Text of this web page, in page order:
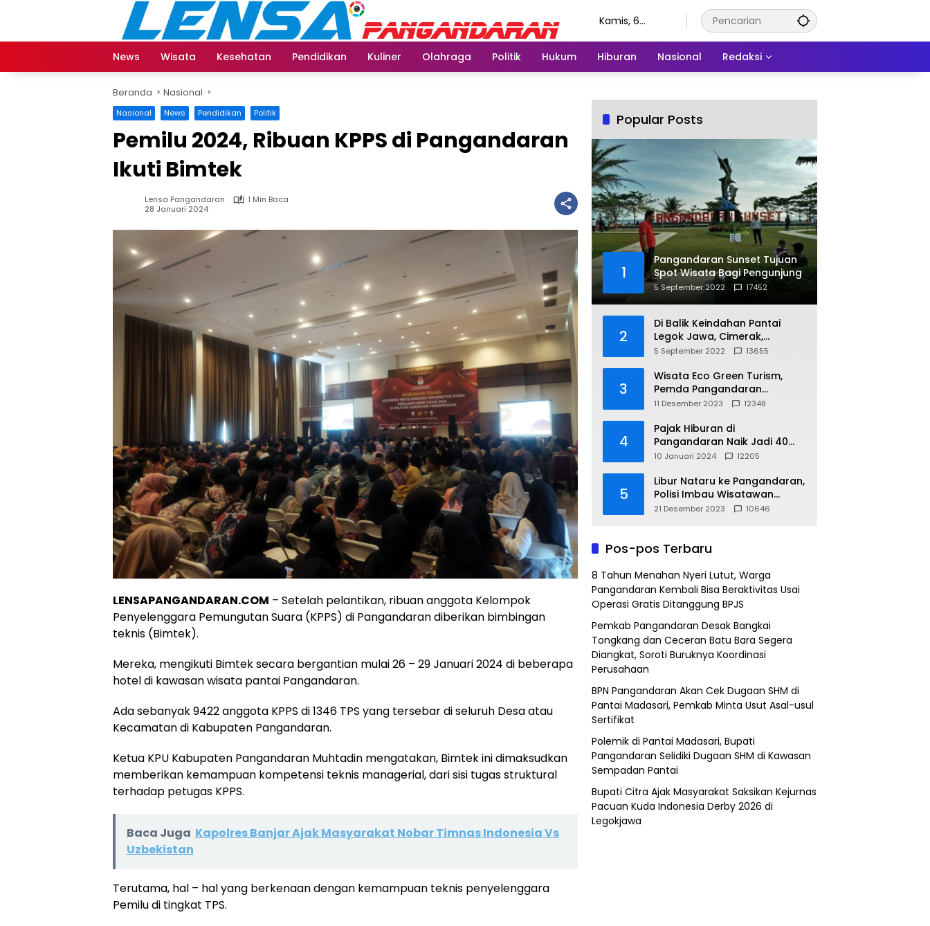
Kamis, 6
News
Wisata Kesehatan Pendidikan Kuliner Olahraga Politik Hukum Hiburan Nasional Redaksi
Beranda Nasional
Nasional News Pendidikan Politik
Pemilu 2024, Ribuan KPPS di Pangandaran
Ikuti Bimtek
Lensa Pangandaran
1 Min Baca
28 Januari 2024
LENSAPANGANDARAN.COM – Setelah pelantikan, ribuan anggota Kelompok
Penyelenggara Pemungutan Suara (KPPS) di Pangandaran diberikan bimbingan
teknis (Bimtek).
Mereka, mengikuti Bimtek secara bergantian mulai 26 – 29 Januari 2024 di beberapa
hotel di kawasan wisata pantai Pangandaran.
Ada sebanyak 9422 anggota KPPS di 1346 TPS yang tersebar di seluruh Desa atau
Kecamatan di Kabupaten Pangandaran.
Ketua KPU Kabupaten Pangandaran Muhtadin mengatakan, Bimtek ini dimaksudkan
memberikan kemampuan kompetensi teknis managerial, dari sisi tugas struktural
terhadap petugas KPPS.
Baca Juga Kapolres Banjar Ajak Masyarakat Nobar Timnas Indonesia Vs
Uzbekistan
Terutama, hal – hal yang berkenaan dengan kemampuan teknis penyelenggara
Pemilu di tingkat TPS.
Popular Posts
1
Pangandaran Sunset Tujuan
Spot Wisata Bagi Pengunjung
5 September 2022 17452
2
Di Balik Keindahan Pantai
Legok Jawa, Cimerak,
Pangandaran
5 September 2022 13655
3
Wisata Eco Green Turism,
Pemda Pangandaran
Gandeng PLN
11 Desember 2023 12348
4
Pajak Hiburan di
Pangandaran Naik Jadi 40
Persen
10 Januari 2024 12205
5
Libur Nataru ke Pangandaran,
Polisi Imbau Wisatawan
Gunakan Jalur Arteri
21 Desember 2023 10646
Pos-pos Terbaru
8 Tahun Menahan Nyeri Lutut, Warga
Pangandaran Kembali Bisa Beraktivitas Usai
Operasi Gratis Ditanggung BPJS
Pemkab Pangandaran Desak Bangkai
Tongkang dan Ceceran Batu Bara Segera
Diangkat, Soroti Buruknya Koordinasi
Perusahaan
BPN Pangandaran Akan Cek Dugaan SHM di
Pantai Madasari, Pemkab Minta Usut Asal-usul
Sertifikat
Polemik di Pantai Madasari, Bupati
Pangandaran Selidiki Dugaan SHM di Kawasan
Sempadan Pantai
Bupati Citra Ajak Masyarakat Saksikan Kejurnas
Pacuan Kuda Indonesia Derby 2026 di
Legokjawa